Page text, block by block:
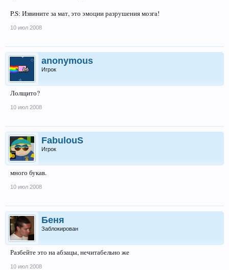
P.S: Извините за мат, это эмоции разрушения мозга!
10 июл 2008
anonymous
Игрок
Лолщито?
10 июл 2008
FabulouS
Игрок
много букав.
10 июл 2008
Беня
Заблокирован
Разбейте это на абзацы, нечитабельно же
10 июл 2008